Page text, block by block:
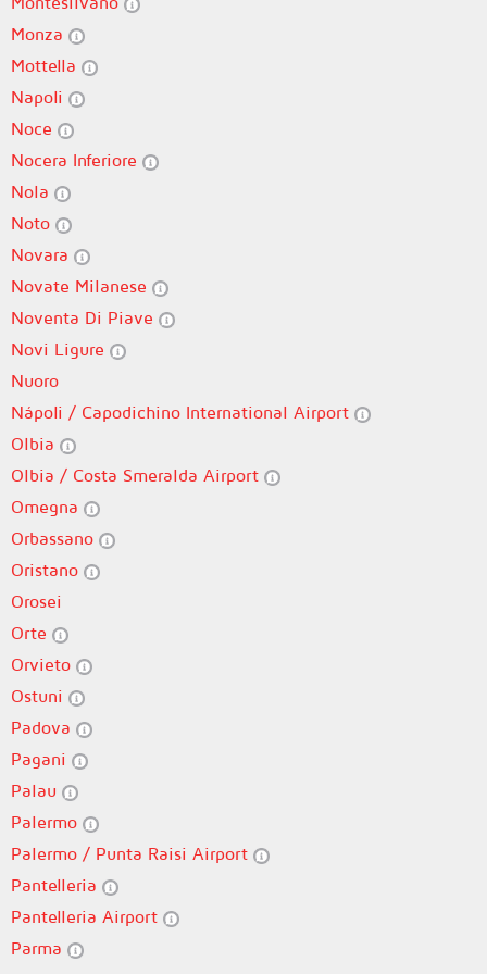
Monza
Mottella
Napoli
Noce
Nocera Inferiore
Nola
Noto
Novara
Novate Milanese
Noventa Di Piave
Novi Ligure
Nuoro
Nápoli / Capodichino International Airport
Olbia
Olbia / Costa Smeralda Airport
Omegna
Orbassano
Oristano
Orosei
Orte
Orvieto
Ostuni
Padova
Pagani
Palau
Palermo
Palermo / Punta Raisi Airport
Pantelleria
Pantelleria Airport
Parma